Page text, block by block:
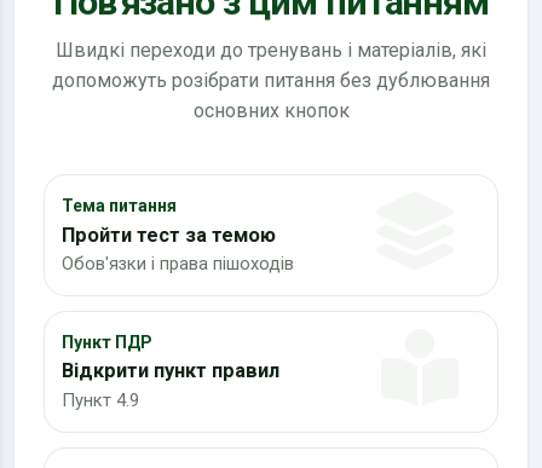
Швидкі переходи до тренувань і матеріалів, які
допоможуть розібрати питання без дублювання
основних кнопок
Тема питання
Пройти тест за темою
Обов'язки і права пішоходів
Пункт ПДР
Відкрити пункт правил
Пункт 4.9